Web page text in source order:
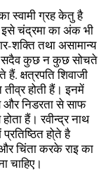
स्वामी ग्रह केतु है
चंद्रमा का अंक भी
शक्ति तथा असामान्य
सदैव कुछ न कुछ सोचते
क्षत्रपति शिवाजी
होती हैं। इनमें
और निडरता से साफ
हैं। रवीन्द्र नाथ
हो्ते है
चिंता करके राइ का
चाहिए।